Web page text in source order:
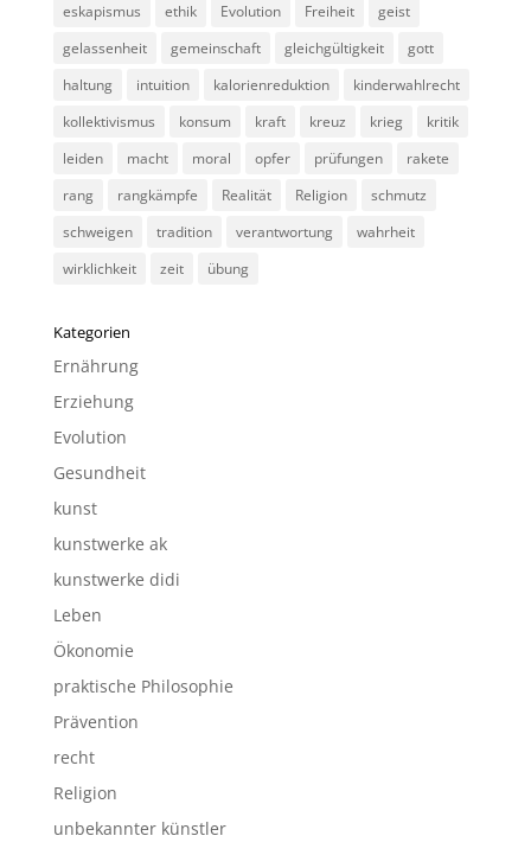
eskapismus
ethik Evolution Freiheit
geist
gelassenheit
gemeinschaft gleichgültigkeit
gott
haltung
intuition kalorienreduktion
kinderwahlrecht
kollektivismus
konsum kraft kreuz krieg
kritik
leiden
macht moral opfer prüfungen
rakete
rang
rangkämpfe Realität Religion
schmutz
schweigen
tradition verantwortung
wahrheit
wirklichkeit
zeit übung
Kategorien
Ernährung
Erziehung
Evolution
Gesundheit
kunst
kunstwerke ak
kunstwerke didi
Leben
Ökonomie
praktische Philosophie
Prävention
recht
Religion
unbekannter künstler